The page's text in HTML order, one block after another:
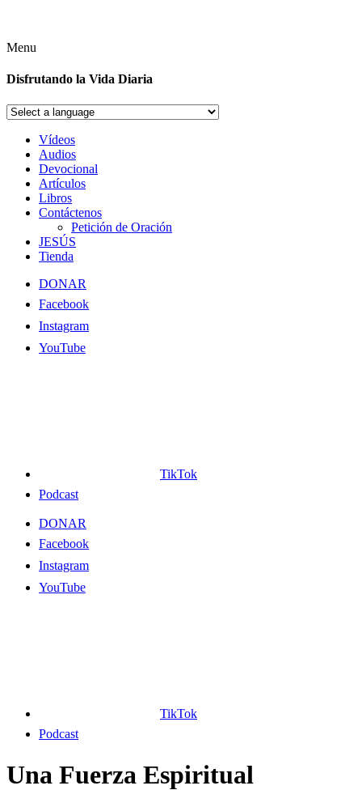
Menu
Disfrutando la Vida Diaria
Vídeos
Audios
Devocional
Artículos
Libros
Contáctenos
Petición de Oración
JESÚS
Tienda
DONAR
Facebook
Instagram
YouTube
TikTok
Podcast
DONAR
Facebook
Instagram
YouTube
TikTok
Podcast
Una Fuerza Espiritual